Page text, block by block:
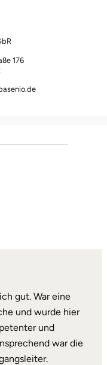
176
gut. War eine
und wurde hier
und
war die